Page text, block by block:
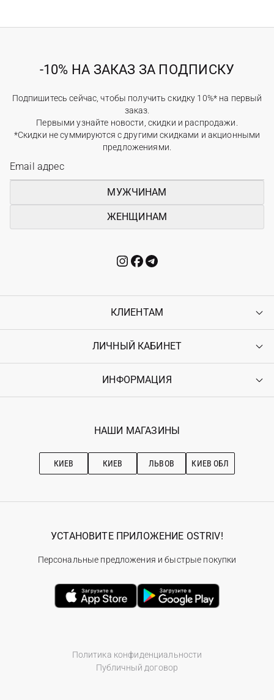
-10% НА ЗАКАЗ ЗА ПОДПИСКУ
Подпишитесь сейчас, чтобы получить скидку 10%* на первый
заказ.
Первыми узнайте новости, скидки и распродажи.
*Скидки не суммируются с другими скидками и акционными
предложениями.
МУЖЧИНАМ
ЖЕНЩИНАМ
КЛИЕНТАМ
Контакты
Возврат
Гарантия
ЛИЧНЫЙ КАБИНЕТ
Войти
Ostriv Club+
ИНФОРМАЦИЯ
Наши магазини
Рекомендации по уходу
НАШИ МАГАЗИНЫ
КИЕВ КИЕВ ЛЬВОВ КИЕВ ОБЛ
Политика конфиденциальности
Публичный договор
УСТАНОВИТЕ ПРИЛОЖЕНИЕ OSTRIV!
Персональные предложения и быстрые покупки